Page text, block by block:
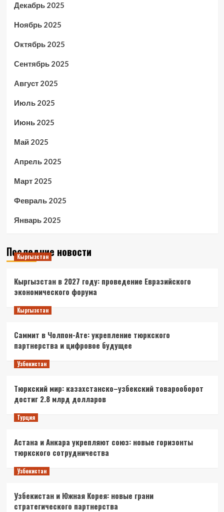
Декабрь 2025
Ноябрь 2025
Октябрь 2025
Сентябрь 2025
Август 2025
Июль 2025
Июнь 2025
Май 2025
Апрель 2025
Март 2025
Февраль 2025
Январь 2025
Последние новости
Кыргызстан
Кыргызстан в 2027 году: проведение Евразийского
экономического форума
Кыргызстан
Саммит в Чолпон-Ате: укрепление тюркского
партнерства и цифровое будущее
Узбекистан
Тюркский мир: казахстанско–узбекский товарооборот
достиг 2.8 млрд долларов
Турция
Астана и Анкара укрепляют союз: новые горизонты
тюркского сотрудничества
Узбекистан
Узбекистан и Южная Корея: новые грани
стратегического партнерства